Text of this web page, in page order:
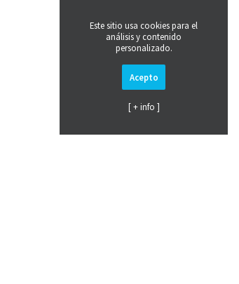
Este sitio usa cookies para el
análisis y contenido
personalizado.
Acepto
[ + info ]